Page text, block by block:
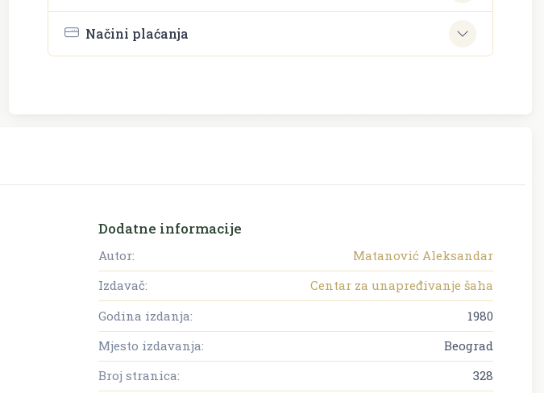
Načini plaćanja
Dodatne informacije
Autor:
Matanović Aleksandar
Izdavač:
Centar za unapređivanje šaha
Godina izdanja:
1980
Mjesto izdavanja:
Beograd
Broj stranica:
328